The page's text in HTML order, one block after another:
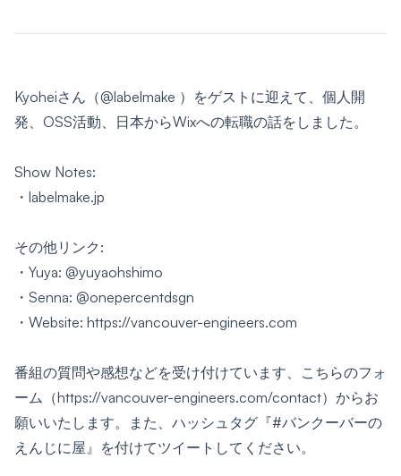
Kyoheiさん（@labelmake ）をゲストに迎えて、個人開
発、OSS活動、日本からWixへの転職の話をしました。
Show Notes:
・ labelmake.jp
その他リンク:
・Yuya: @yuyaohshimo
・Senna: @onepercentdsgn
・Website: https://vancouver-engineers.com
番組の質問や感想などを受け付けています、こちらのフォ
ーム （https://vancouver-engineers.com/contact）からお
願いいたします。また、ハッシュタグ『#バンクーバーの
えんじに屋』を付けてツイートしてください。